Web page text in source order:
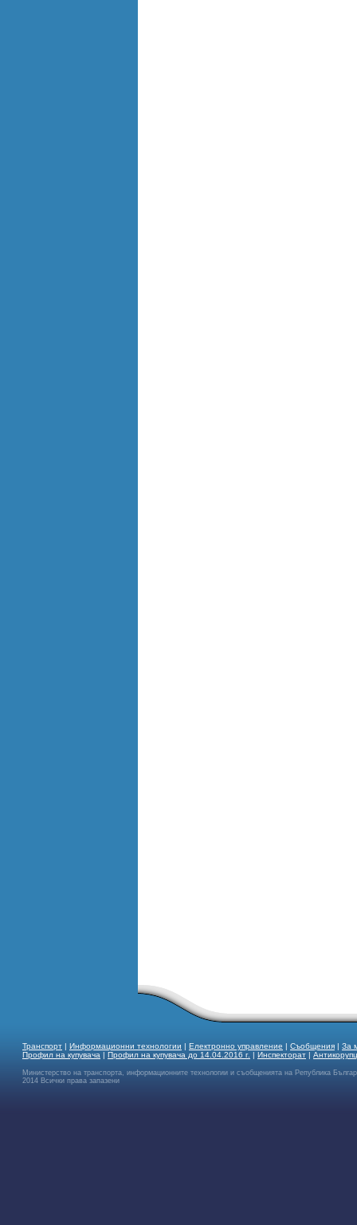
Транспорт | Информационни технологии | Електронно управление | Съобщения | За
Профил на купувача | Профил на купувача до 14.04.2016 г. | Инспекторат |
Министерство на транспорта, информационните технологии и съобщенията на Република
2014 Всички права запазени